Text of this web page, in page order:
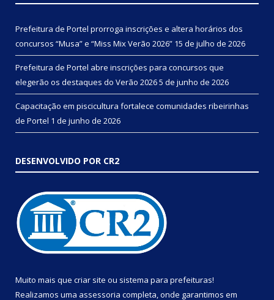
Prefeitura de Portel prorroga inscrições e altera horários dos
concursos “Musa” e “Miss Mix Verão 2026” 15 de julho de 2026
Prefeitura de Portel abre inscrições para concursos que
elegerão os destaques do Verão 20265 de junho de 2026
Capacitação em piscicultura fortalece comunidades ribeirinhas
de Portel 1 de junho de 2026
DESENVOLVIDO POR CR2
Muito mais que criar site ou sistema para prefeituras!
Realizamos uma assessoria completa, onde garantimos em